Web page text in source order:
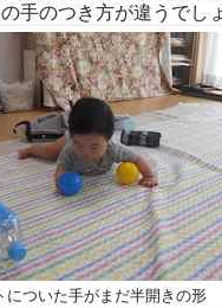
手のつき方が違うでし
についた手がまだ半開きの形